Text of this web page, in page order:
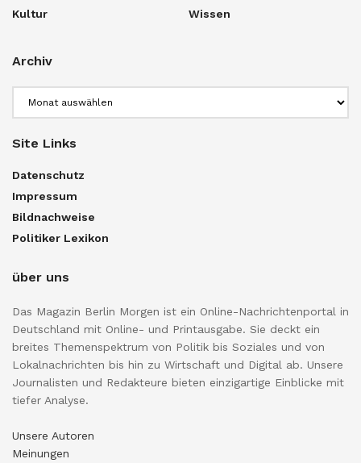
Kultur
Wissen
Archiv
Site Links
Datenschutz
Impressum
Bildnachweise
Politiker Lexikon
über uns
Das Magazin Berlin Morgen ist ein Online-Nachrichtenportal in
Deutschland mit Online- und Printausgabe. Sie deckt ein
breites Themenspektrum von Politik bis Soziales und von
Lokalnachrichten bis hin zu Wirtschaft und Digital ab. Unsere
Journalisten und Redakteure bieten einzigartige Einblicke mit
tiefer Analyse.
Unsere Autoren
Meinungen